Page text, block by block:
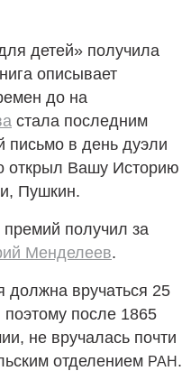
детей» получила
описывает
до на
стала последним
письмо в день дуэли
открыл Вашу Историю
Пушкин.
получил за
Менделеев.
вручаться 25
поэтому после 1865
не вручалась почти
отделением РАН.